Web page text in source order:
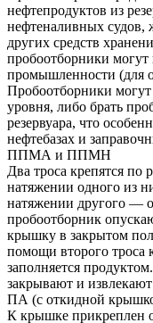
нефтепродуктов из
нефтеналивных судов,
других средств
пробоотборники
промышленности (для
Пробоотборники могут
уровня, либо брать
резервуара, что
нефтебазах и
ППМА и ППМН
Два троса крепятся
натяжении одного из
натяжении другого —
пробоотборник
крышку в закрытом
помощи второго
заполняется
закрывают и
ПА (с откидной
К крышке прикреплен